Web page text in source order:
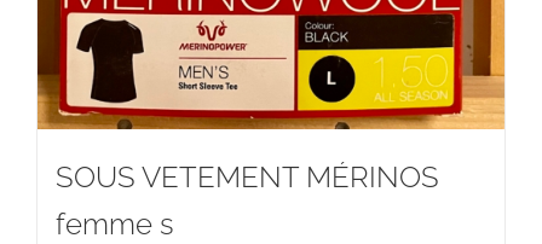
SOUS VETEMENT MÉRINOS
femme s